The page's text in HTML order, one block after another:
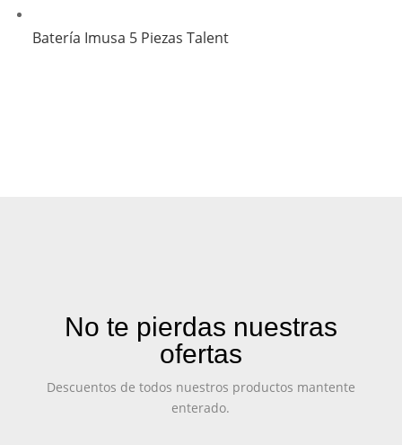
Batería Imusa 5 Piezas Talent
No te pierdas nuestras
ofertas
Descuentos de todos nuestros productos mantente
enterado.